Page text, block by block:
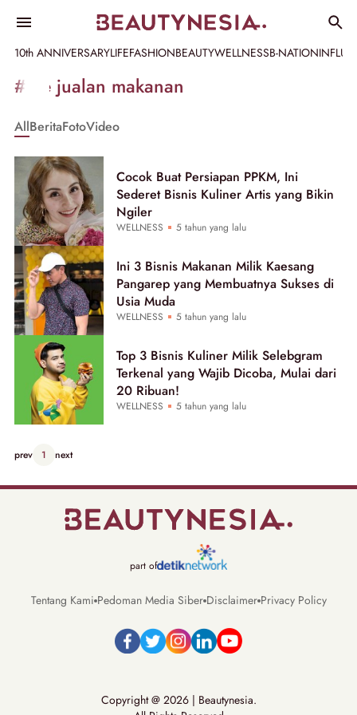
10th ANNIVERSARYLIFEFASHIONBEAUTYWELLNESSB-NATION
Informasi
[GET_DATA_TITLE]
Beautynesia
#ide jualan makanan
AllBeritaFotoVideo
Cocok Buat Persiapan PPKM, Ini
Sederet Bisnis Kuliner Artis yang Bikin
Ngiler
WELLNESS 5 tahun yang lalu
Ini 3 Bisnis Makanan Milik Kaesang
Pangarep yang Membuatnya Sukses di
Usia Muda
WELLNESS 5 tahun yang lalu
Top 3 Bisnis Kuliner Milik Selebgram
Terkenal yang Wajib Dicoba, Mulai dari
20 Ribuan!
WELLNESS 5 tahun yang lalu
prev 1 next
part of
Tentang Kami Pedoman Media Siber Disclaimer Privacy Policy
Copyright @ 2026 | Beautynesia.